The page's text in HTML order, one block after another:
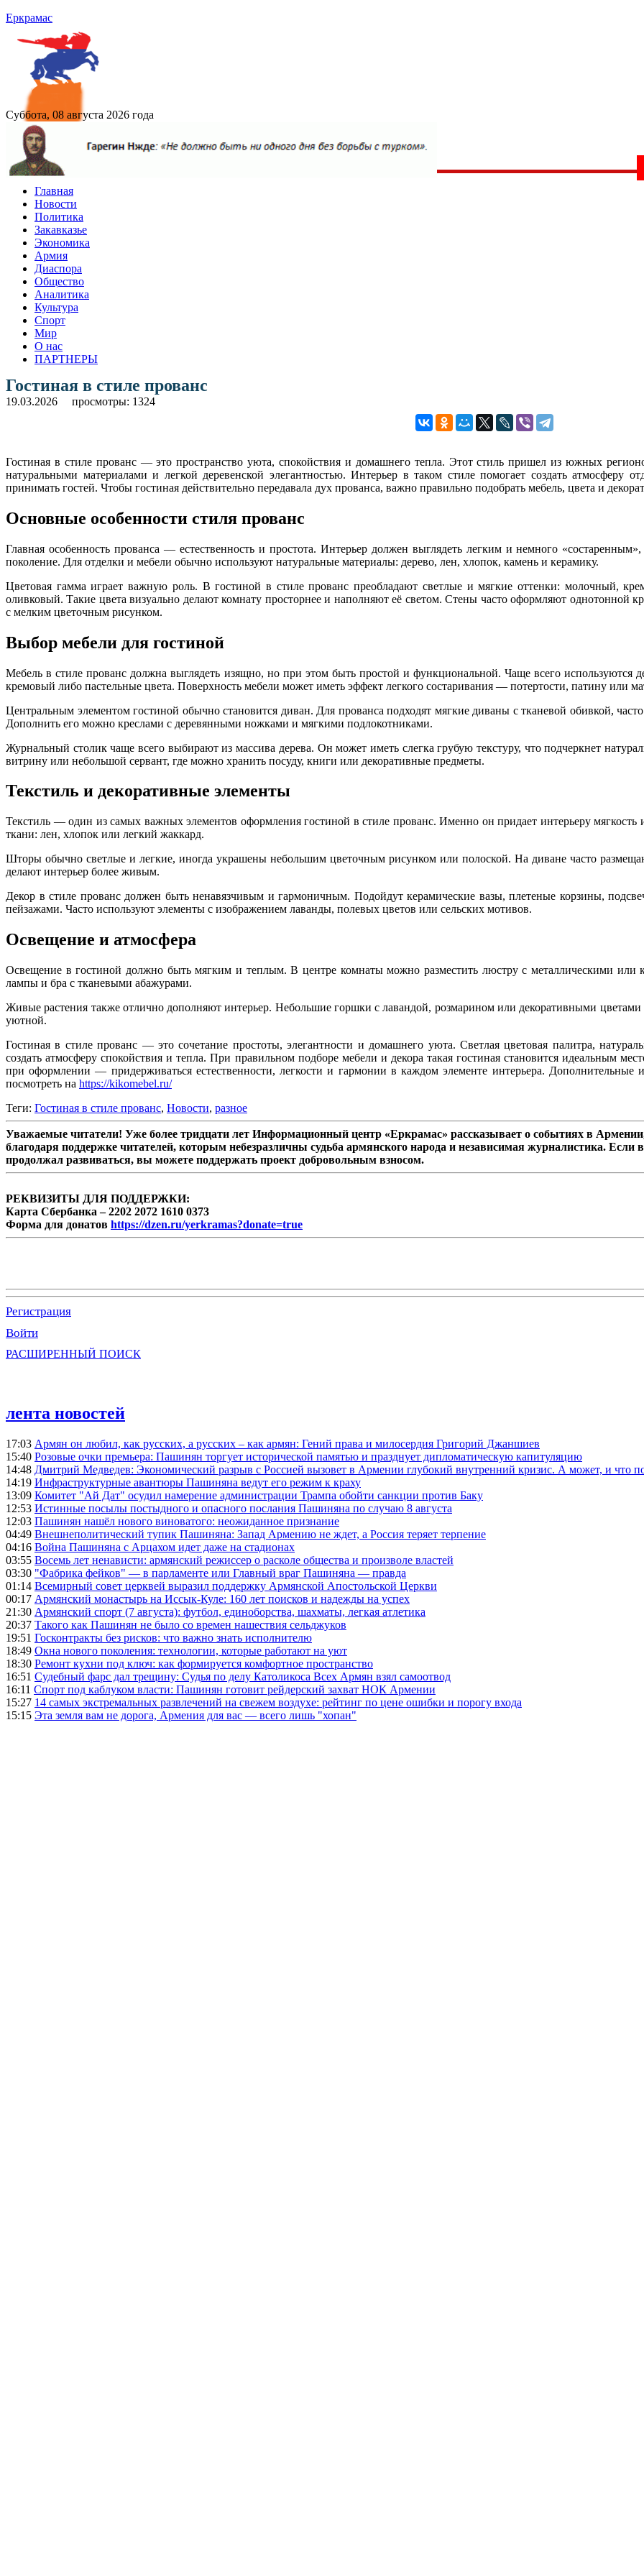
Еркрамас
Суббота, 08 августа 2026 года
Главная
Новости
Политика
Закавказье
Экономика
Армия
Диаспора
Общество
Аналитика
Культура
Спорт
Мир
О нас
ПАРТНЕРЫ
Гостиная в стиле прованс
19.03.2026 просмотры: 1324
Гостиная в стиле прованс — это пространство уюта, спокойствия и домашнего тепла. Этот стиль пришел из южных
натуральными материалами и легкой деревенской элегантностью. Интерьер в таком стиле помогает создать атмосферу
принимать гостей. Чтобы гостиная действительно передавала дух прованса, важно правильно подобрать мебель, цвета и
Основные особенности стиля прованс
Главная особенность прованса — естественность и простота. Интерьер должен выглядеть легким и немного
поколение. Для отделки и мебели обычно используют натуральные материалы: дерево, лен, хлопок, камень и керамику.
Цветовая гамма играет важную роль. В гостиной в стиле прованс преобладают светлые и мягкие оттенки: молочный,
оливковый. Такие цвета визуально делают комнату просторнее и наполняют её светом. Стены часто оформляют однотонной
с мелким цветочным рисунком.
Выбор мебели для гостиной
Мебель в стиле прованс должна выглядеть изящно, но при этом быть простой и функциональной. Чаще всего используются
кремовый либо пастельные цвета. Поверхность мебели может иметь эффект легкого состаривания — потертости, патину или
Центральным элементом гостиной обычно становится диван. Для прованса подходят мягкие диваны с тканевой обивкой,
Дополнить его можно креслами с деревянными ножками и мягкими подлокотниками.
Журнальный столик чаще всего выбирают из массива дерева. Он может иметь слегка грубую текстуру, что подчеркнет
витрину или небольшой сервант, где можно хранить посуду, книги или декоративные предметы.
Текстиль и декоративные элементы
Текстиль — один из самых важных элементов оформления гостиной в стиле прованс. Именно он придает интерьеру
ткани: лен, хлопок или легкий жаккард.
Шторы обычно светлые и легкие, иногда украшены небольшим цветочным рисунком или полоской. На диване часто
делают интерьер более живым.
Декор в стиле прованс должен быть ненавязчивым и гармоничным. Подойдут керамические вазы, плетеные корзины,
пейзажами. Часто используют элементы с изображением лаванды, полевых цветов или сельских мотивов.
Освещение и атмосфера
Освещение в гостиной должно быть мягким и теплым. В центре комнаты можно разместить люстру с металлическими или
лампы и бра с тканевыми абажурами.
Живые растения также отлично дополняют интерьер. Небольшие горшки с лавандой, розмарином или декоративными
уютной.
Гостиная в стиле прованс — это сочетание простоты, элегантности и домашнего уюта. Светлая цветовая палитра,
создать атмосферу спокойствия и тепла. При правильном подборе мебели и декора такая гостиная становится идеальным
при оформлении — придерживаться естественности, легкости и гармонии в каждом элементе интерьера.
посмотреть на https://kikomebel.ru/
Теги: Гостиная в стиле прованс, Новости, разное
Уважаемые читатели! Уже более тридцати лет Информационный центр «Еркрамас» рассказывает о событиях в
благодаря поддержке читателей, которым небезразличны судьба армянского народа и независимая журналистика.
продолжал развиваться, вы можете поддержать проект добровольным взносом.
РЕКВИЗИТЫ ДЛЯ ПОДДЕРЖКИ:
Карта Сбербанка – 2202 2072 1610 0373
Форма для донатов https://dzen.ru/yerkramas?donate=true
Регистрация
Войти
РАСШИРЕННЫЙ ПОИСК
лента новостей
17:03 Армян он любил, как русских, а русских – как армян: Гений права и милосердия Григорий Джаншиев
15:40 Розовые очки премьера: Пашинян торгует исторической памятью и празднует дипломатическую капитуляцию
14:48 Дмитрий Медведев: Экономический разрыв с Россией вызовет в Армении глубокий внутренний кризис. А может, и что
14:19 Инфраструктурные авантюры Пашиняна ведут его режим к краху
13:09 Комитет "Ай Дат" осудил намерение администрации Трампа обойти санкции против Баку
12:53 Истинные посылы постыдного и опасного послания Пашиняна по случаю 8 августа
12:03 Пашинян нашёл нового виноватого: неожиданное признание
04:49 Внешнеполитический тупик Пашиняна: Запад Армению не ждет, а Россия теряет терпение
04:16 Война Пашиняна с Арцахом идет даже на стадионах
03:55 Восемь лет ненависти: армянский режиссер о расколе общества и произволе властей
03:30 "Фабрика фейков" — в парламенте или Главный враг Пашиняна — правда
01:14 Всемирный совет церквей выразил поддержку Армянской Апостольской Церкви
00:17 Армянский монастырь на Иссык-Куле: 160 лет поисков и надежды на успех
21:30 Армянский спорт (7 августа): футбол, единоборства, шахматы, легкая атлетика
20:37 Такого как Пашинян не было со времен нашествия сельджуков
19:51 Госконтракты без рисков: что важно знать исполнителю
18:49 Окна нового поколения: технологии, которые работают на уют
18:30 Ремонт кухни под ключ: как формируется комфортное пространство
16:51 Судебный фарс дал трещину: Судья по делу Католикоса Всех Армян взял самоотвод
16:11 Спорт под каблуком власти: Пашинян готовит рейдерский захват НОК Армении
15:27 14 самых экстремальных развлечений на свежем воздухе: рейтинг по цене ошибки и порогу входа
15:15 Эта земля вам не дорога, Армения для вас — всего лишь "хопан"